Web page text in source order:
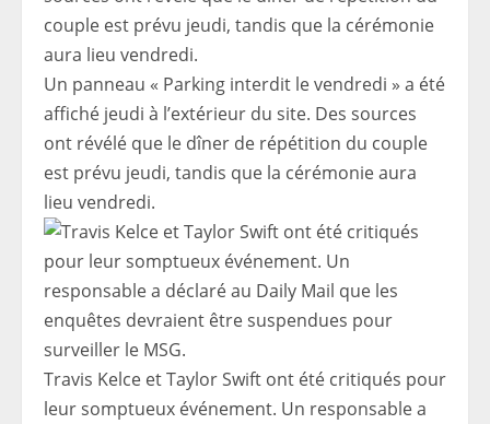
Un panneau « Parking interdit le vendredi » a été
affiché jeudi à l’extérieur du site. Des sources
ont révélé que le dîner de répétition du couple
est prévu jeudi, tandis que la cérémonie aura
lieu vendredi.
Travis Kelce et Taylor Swift ont été critiqués pour
leur somptueux événement. Un responsable a